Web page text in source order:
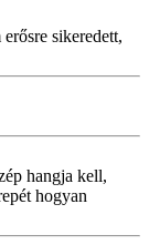
sikeredett,
hangja kell,
hogyan